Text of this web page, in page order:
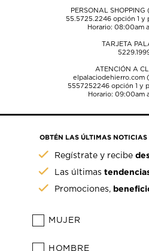
PERSONAL
55.5725.2246opción 1 y
Horario: 08:00am
TARJETA
ATENCIÓN A
elpalaciodehierro.com
5557252246opción 1 y
Horario: 09:00am
OBTÉN LAS ÚLTIMAS
Regístrate y recibe
Las últimas
Promociones,
MUJER
HOMBRE